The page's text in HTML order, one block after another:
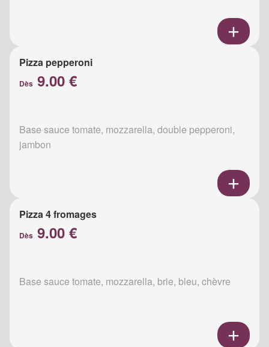
Pizza pepperoni
Dès 9.00 €
Base sauce tomate, mozzarella, double pepperoni,
jambon
Pizza 4 fromages
Dès 9.00 €
Base sauce tomate, mozzarella, brie, bleu, chèvre